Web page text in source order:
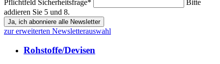
Pflichtfeld Sicherheitsfrage*
Bitte
addieren Sie 5 und 8.
Ja, ich abonniere alle Newsletter
zur erweiterten Newsletterauswahl
Rohstoffe/Devisen